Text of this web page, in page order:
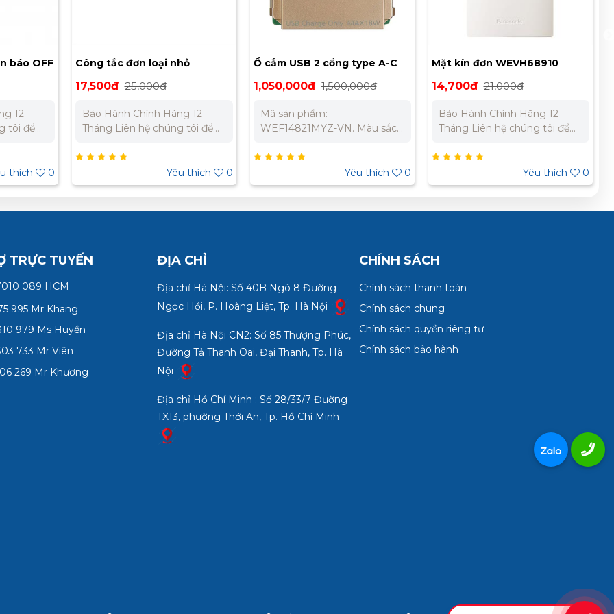
báo OFF
12
332 980
thích 0
Công tắc đơn loại nhỏ
WEVH5531K
17,500đ 25,000đ
Bảo Hành Chính Hãng 12
Tháng Liên hệ chúng tôi để
án. Miền Bắc : 0989 310 979
0902 303 733 – 0945 332 980
Yêu thích 0
Ổ cắm USB 2 cổng type A-C
màu vàng ánh kim Panasonic
1,050,000đ 1,500,000đ
Mã sản phẩm:
WEF14821MYZ-VN. Màu sắc:
cổng type A - 1 cổng type C
Input (Điện áp định mức): AC
220V, 50-60Hz Output: 5V-3A
30.000 lần cắm/rút. Nhiệt độ
Tháng Liên hệ chúng tôi để
án. Miền Bắc : 0989 310
979 – 0973 106 269 Miền
Nam: 0902 303 733 – 0945
332 980
Yêu thích 0
Mặt kín đơn WEVH68910
14,700đ 21,000đ
Bảo Hành Chính Hãng 12
Tháng Liên hệ chúng tôi để
án. Miền Bắc : 0989 310 979
0902 303 733 – 0945 332 980
Yêu thích 0
TRỰC TUYẾN
089 HCM
995 Mr Khang
979 Ms Huyền
733 Mr Viên
269 Mr Khương
ĐỊA CHỈ
Địa chỉ Hà Nội: Số 40B Ngõ 8 Đường
Ngọc Hồi, P. Hoàng Liệt, Tp. Hà Nội
Địa chỉ Hà Nội CN2: Số 85 Thượng Phúc,
Đường Tả Thanh Oai, Đại Thanh, Tp. Hà
Nội
Địa chỉ Hồ Chí Minh : Số 28/33/7 Đường
TX13, phường Thới An, Tp. Hồ Chí Minh
CHÍNH SÁCH
Chính sách thanh toán
Chính sách chung
Chính sách quyền riêng tư
Chính sách bảo hành